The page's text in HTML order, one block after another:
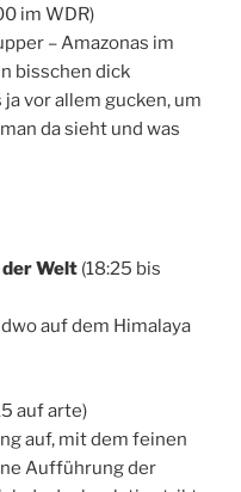
im WDR)
– Amazonas im
bisschen dick
vor allem gucken, um
da sieht und was
der Welt (18:25 bis
auf dem Himalaya
auf arte)
auf, mit dem feinen
Aufführung der